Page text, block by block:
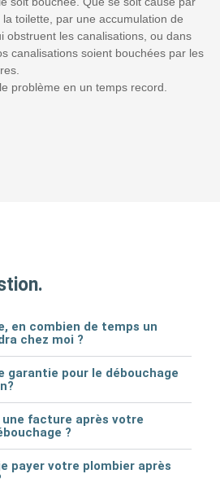
toilette, par une accumulation de
obstruent les canalisations, ou dans
canalisations soient bouchées par les
problème en un temps record.
en combien de temps un
chez moi ?
garantie pour le débouchage
facture après votre
?
payer votre plombier après